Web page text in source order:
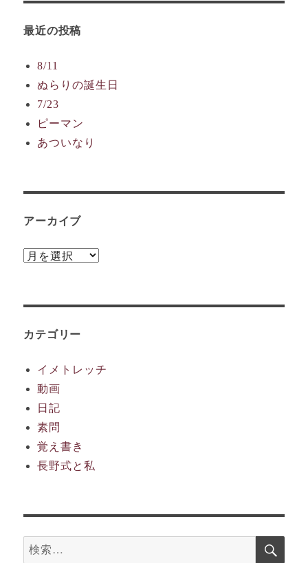
最近の投稿
8/11
ぬらりの誕生日
7/23
ピーマン
あついなり
アーカイブ
ア
ブ
カテゴリー
イメトレッチ
動画
日記
素問
覚え書き
長野式と私
検
検